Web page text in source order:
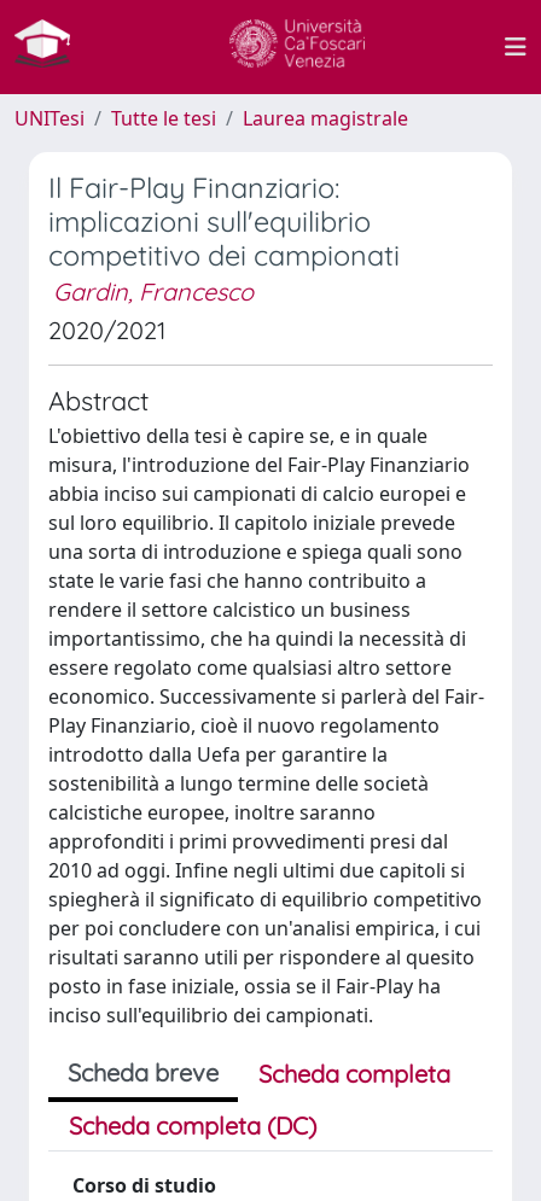
UNITesi Tutte le tesi Laurea magistrale
Il Fair-Play Finanziario:
implicazioni sull'equilibrio
competitivo dei campionati
Gardin, Francesco
2020/2021
Abstract
L'obiettivo della tesi è capire se, e in quale
misura, l'introduzione del Fair-Play Finanziario
abbia inciso sui campionati di calcio europei e
sul loro equilibrio. Il capitolo iniziale prevede
una sorta di introduzione e spiega quali sono
state le varie fasi che hanno contribuito a
rendere il settore calcistico un business
importantissimo, che ha quindi la necessità di
essere regolato come qualsiasi altro settore
economico. Successivamente si parlerà del Fair-
Play Finanziario, cioè il nuovo regolamento
introdotto dalla Uefa per garantire la
sostenibilità a lungo termine delle società
calcistiche europee, inoltre saranno
approfonditi i primi provvedimenti presi dal
2010 ad oggi. Infine negli ultimi due capitoli si
spiegherà il significato di equilibrio competitivo
per poi concludere con un'analisi empirica, i cui
risultati saranno utili per rispondere al quesito
posto in fase iniziale, ossia se il Fair-Play ha
inciso sull'equilibrio dei campionati.
Scheda breve
Scheda completa
Scheda completa (DC)
Corso di studio